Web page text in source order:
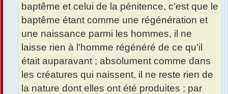
baptême et celui de la pénitence, c'est que le
baptême étant comme une régénération et
une naissance parmi les hommes, il ne
laisse rien à l'homme régénéré de ce qu'il
était auparavant ; absolument comme dans
les créatures qui naissent, il ne reste rien de
la nature dont elles ont été produites ; par